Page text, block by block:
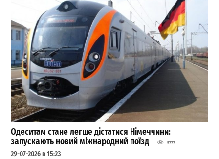
Одеситам стане легше дістатися Німеччини:
запускають новий міжнародний поїзд
5777
29-07-2026 в 15:23